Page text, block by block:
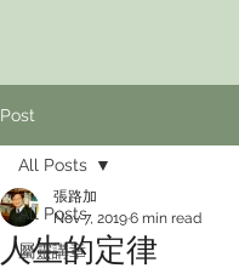
Post
All Posts
屬靈講章
All Posts
人生的定律
張路加
Nov 7, 20196 min read